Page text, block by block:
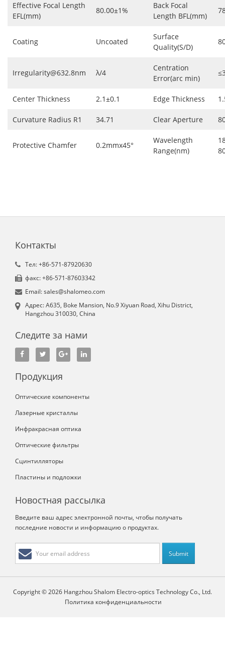
Effective Focal Length
EFL(mm)
80.00±1%
Back Focal
Length BFL(mm)
Coating Uncoated
Surface
Quality(S/D)
Irregularity@632.8nm λ/4
Centration
Error(arc min)
Center Thickness 2.1±0.1 Edge Thickness
Curvature Radius R1 34.71 Clear Aperture
Protective Chamfer 0.2mmx45°
Wavelength
Range(nm)
Контакты
Tел: +86-571-87920630
факс: +86-571-87603342
Email: sales@shalomeo.com
Aдрес: A635, Boke Mansion, No.9 Xiyuan Road, Xihu District,
Hangzhou 310030, China
Следите за нами
Продукция
Оптические компоненты
Лазерные кристаллы
Инфракрасная оптика
Оптические фильтры
Сцинтилляторы
Пластины и подложки
Новостная рассылка
Введите ваш адрес электронной почты, чтобы получать
последние новости и информацию о продуктах.
Copyright © 2026 Hangzhou Shalom Electro-optics Technology Co., Ltd.
Политика конфиденциальности